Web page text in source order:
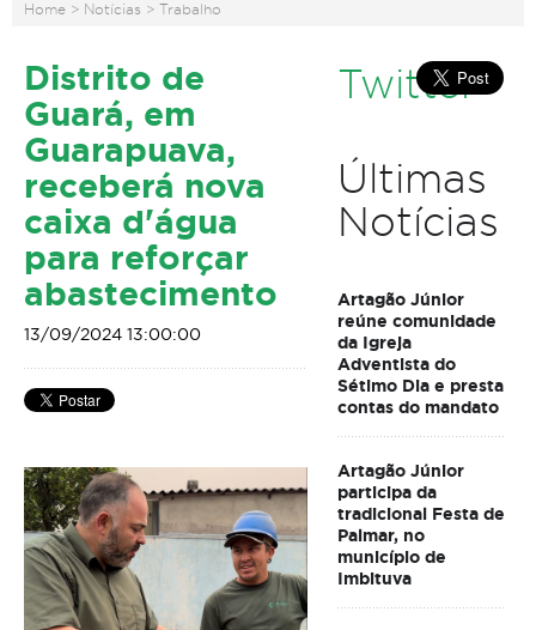
Home > Notícias > Trabalho
Distrito de
Guará, em
Guarapuava,
receberá nova
caixa d'água
para reforçar
abastecimento
13/09/2024 13:00:00
Twitter
Últimas
Notícias
Artagão Júnior
reúne comunidade
da Igreja
Adventista do
Sétimo Dia e presta
contas do mandato
Artagão Júnior
participa da
tradicional Festa de
Palmar, no
município de
Imbituva